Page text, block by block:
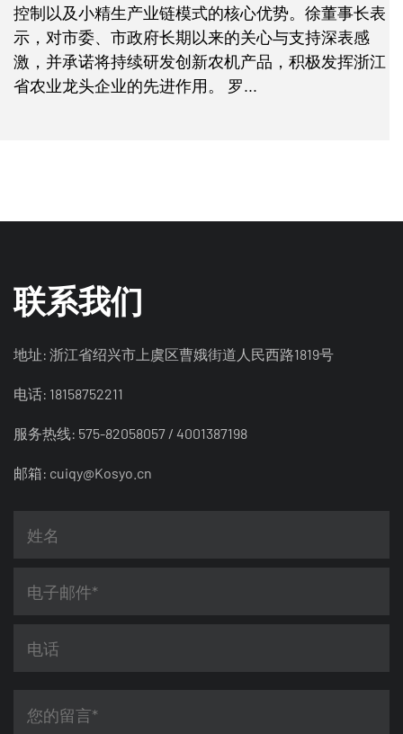
控制以及小精生产业链模式的核心优势。徐董事长表
示，对市委、市政府长期以来的关心与支持深表感
激，并承诺将持续研发创新农机产品，积极发挥浙江
省农业龙头企业的先进作用。 罗...
联系我们
地址: 浙江省绍兴市上虞区曹娥街道人民西路1819号
电话: 18158752211
服务热线: 575-82058057 / 4001387198
邮箱: cuiqy@Kosyo.cn